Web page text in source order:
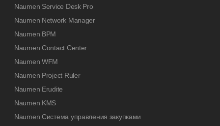
Naumen Service Desk Pro
Naumen Network Manager
Naumen BPM
Naumen Contact Center
Naumen WFM
Naumen Project Ruler
Naumen Erudite
Naumen KMS
Naumen Система управления закупками